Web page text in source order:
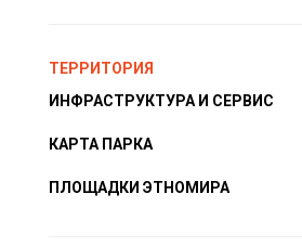
ТЕРРИТОРИЯ
ИНФРАСТРУКТУРА И СЕРВИС
КАРТА ПАРКА
ПЛОЩАДКИ ЭТНОМИРА